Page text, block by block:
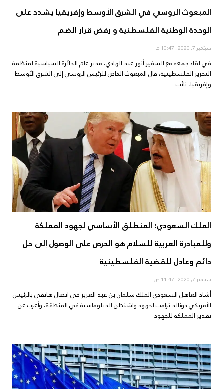
المبعوث الروسي في الشرق الأوسط وإفريقيا يشدد على
الوحدة الوطنية الفلسطنية و رفض قرار الضم
سبتمبر 7, 2020
في لقاء جمعه مع السفير أنور عبد الهادي، مدير عام الدائرة السياسية لمنظمة
التحرير الفلسطينية، قال المبعوث الخاص للرئيس الروسي إلى الشرق الأوسط
وإفريقيا، نائب
الملك السعودي: المنطلق الأساسي لجهود المملكة
وللمبادرة العربية للسلام هو الحرص على الوصول إلى حل
دائم وعادل للقضية الفلسطينية
سبتمبر 7, 2020
أشاد العاهل السعودي الملك سلمان بن عبد العزيز في اتصال هاتفي بالرئيس
الأمريكي دونالد ترامب لجهود واشنطن الدبلوماسية في المنطقة، وأعرب عن
تقدير المملكة للجهود